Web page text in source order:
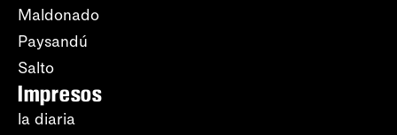
Maldonado
Paysandú
Salto
Impresos
la diaria